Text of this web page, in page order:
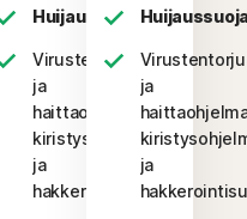
,
Huijaussuoja
Virustentorjunta
ja
haittaohjelma-,
kiristysohjelma-
ja
hakkerointisuojaus
ja
ja